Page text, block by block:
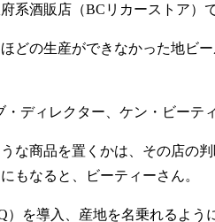
酒販店（BCリカーストア）
の生産ができなかった地ビ
ディレクター、ケン・ビーテ
商品を置くかは、その店の
もなると、ビーティーさん。
を導入、産地を名乗れるよ